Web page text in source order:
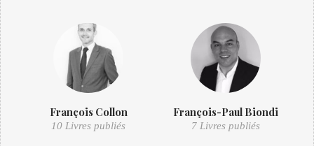
François Collon
10 Livres publiés
François-Paul Biondi
7 Livres publiés